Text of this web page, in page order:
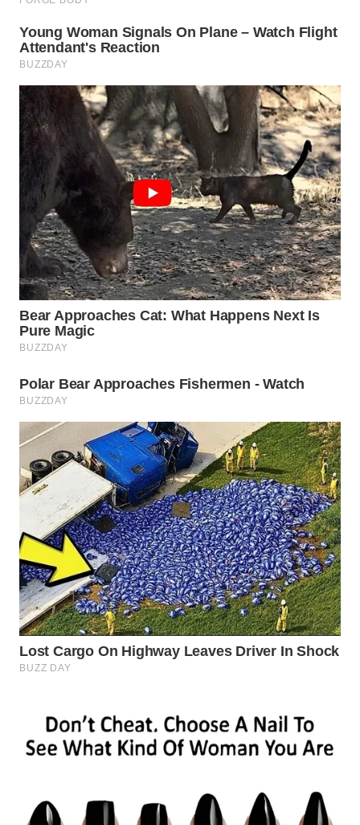
Wahana
Media
Group
WAHANA
NEWS
WAHANA
TANI
WAHANA
ADVOKAT
WAHANA
INFRASTRUKTUR
WAHANA
WAHANA
LISTRIK
WAHANA
TRAVEL
WAHANA
TV
WAHANANEWS
ID
WAHANANEWS
CO ID
NET
WAHANA